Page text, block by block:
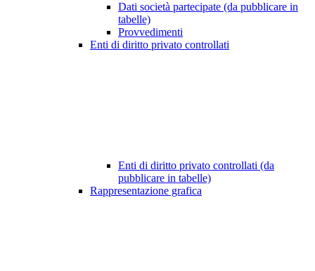
Dati società partecipate (da pubblicare in
tabelle)
Provvedimenti
Enti di diritto privato controllati
Enti di diritto privato controllati (da
pubblicare in tabelle)
Rappresentazione grafica